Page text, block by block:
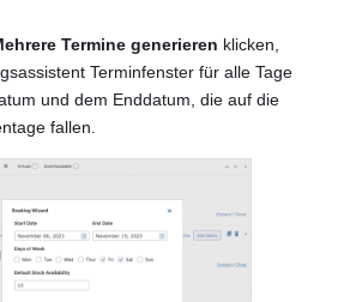
Termine generieren klicken,
Terminfenster für alle Tage
und dem Enddatum, die auf die
fallen.